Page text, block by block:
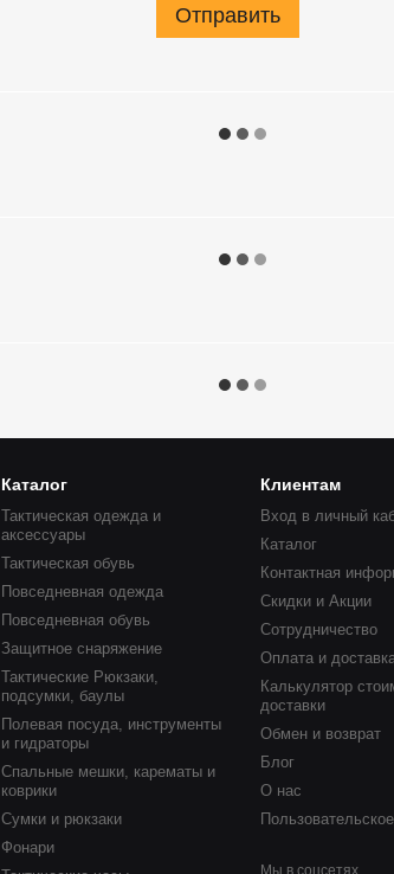
Отправить
Каталог
Тактическая одежда и
аксессуары
Тактическая обувь
Повседневная одежда
Повседневная обувь
Защитное снаряжение
Тактические Рюкзаки,
подсумки, баулы
Полевая посуда, инструменты
и гидраторы
Спальные мешки, карематы и
коврики
Сумки и рюкзаки
Фонари
Клиентам
Вход в личный
Каталог
Контактная
Скидки и Акции
Сотрудничество
Оплата и
Калькулятор
доставки
Обмен и возврат
Блог
О нас
Мы в соцсетях